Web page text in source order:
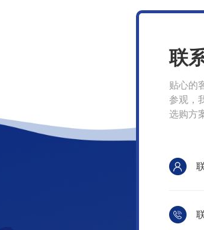
联
贴心的
参观，
选购方